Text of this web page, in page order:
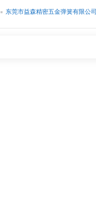
东莞市益森精密五金弹簧有限公司